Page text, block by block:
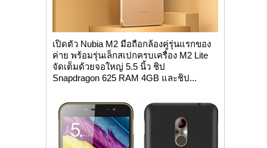
เปิดตัว Nubia M2 มือถือกล้องคู่รุ่นแรกของ
ค่าย พร้อมรุ่นเล็กสเปกครบเครื่อง M2 Lite
จัดเต็มด้วยจอใหญ่ 5.5 นิ้ว ชิป
Snapdragon 625 RAM 4GB และชิป...